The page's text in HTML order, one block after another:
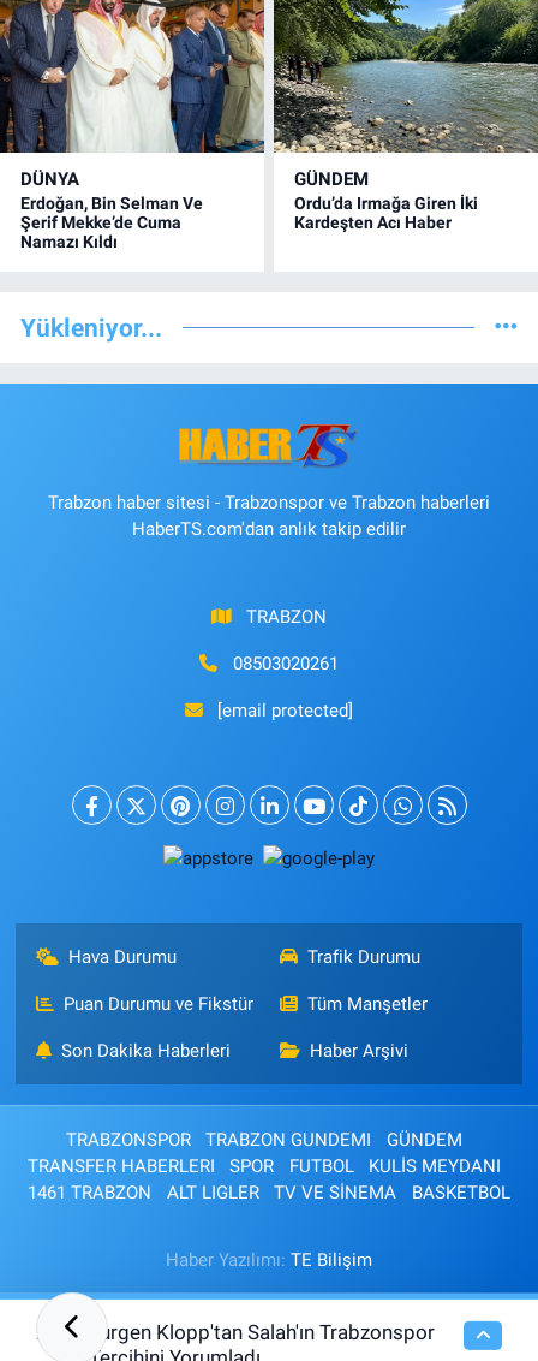
DÜNYA
Erdoğan, Bin Selman Ve
Şerif Mekke’de Cuma
Namazı Kıldı
GÜNDEM
Ordu’da Irmağa Giren İki
Kardeşten Acı Haber
Yükleniyor...
Trabzon haber sitesi - Trabzonspor ve Trabzon haberleri
HaberTS.com'dan anlık takip edilir
TRABZON
08503020261
[email protected]
Hava Durumu Trafik Durumu
Puan Durumu ve Fikstür Tüm Manşetler
Son Dakika Haberleri Haber Arşivi
TRABZONSPOR TRABZON GUNDEMI
GÜNDEM
TRANSFER HABERLERI
SPOR FUTBOL
KULİS MEYDANI
1461 TRABZON
ALT LIGLER TV VE SİNEMA BASKETBOL
Haber Yazılımı: TE Bilişim
20:37
Jurgen Klopp'tan Salah'ın Trabzonspor